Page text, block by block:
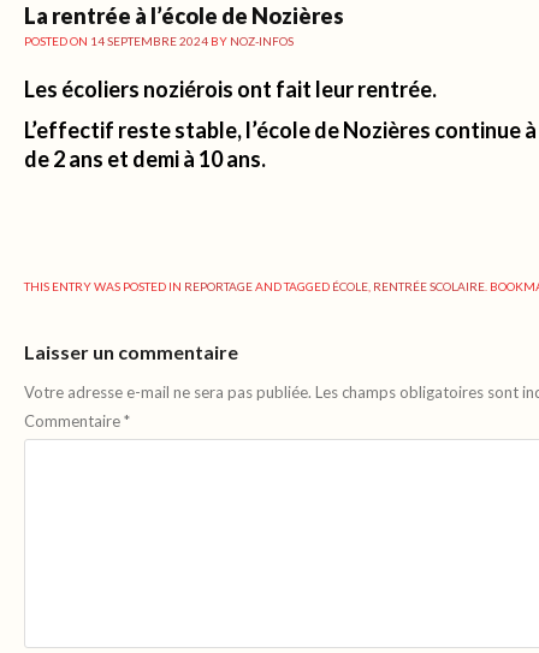
La rentrée à l’école de Nozières
POSTED ON 14 SEPTEMBRE 2024 BY NOZ-INFOS
Les écoliers noziérois ont fait leur rentrée.
L’effectif reste stable, l’école de Nozières continue
de 2 ans et demi à 10 ans.
THIS ENTRY WAS POSTED IN REPORTAGEAND TAGGED ÉCOLE RENTRÉE SCOLAIRE .
Laisser un commentaire
Votre adresse e-mail ne sera pas publiée. Les champs obligatoires sont
Commentaire*